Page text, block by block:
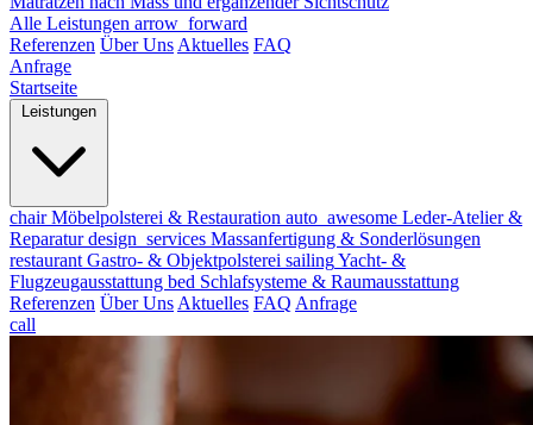
Alle Leistungen arrow_forward
Referenzen Über Uns Aktuelles FAQ
Anfrage
Startseite
chairMöbelpolsterei & Restauration auto_awesome Leder-Atelier &
Reparaturdesign_services Massanfertigung & Sonderlösungen
restaurant Gastro- & Objektpolsterei sailingYacht- &
Flugzeugausstattung bed Schlafsysteme & Raumausstattung
Referenzen Über Uns Aktuelles FAQ Anfrage
call